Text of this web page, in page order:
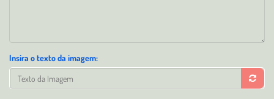
Insira o texto da imagem: